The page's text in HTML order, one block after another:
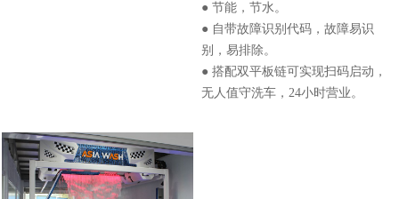
● 节能，节水。
● 自带故障识别代码，故障易识
别，易排除。
● 搭配双平板链可实现扫码启动，
无人值守洗车，24小时营业。